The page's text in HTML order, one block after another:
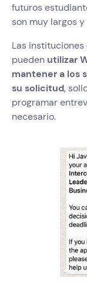
futuros
son muy largos
Las
pueden utilizar
mantener a los
su solicitud,
programar
necesario.